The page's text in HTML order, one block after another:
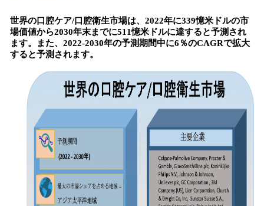
で
す
世界の口腔ケア/口腔衛生市場は、2022年に339憶米ドルの市
場価値から2030年末までに511憶米ドルに達すると予測され
ます。また、2022-2030年の予測期間中に6％のCAGRで拡大
すると予測されます。